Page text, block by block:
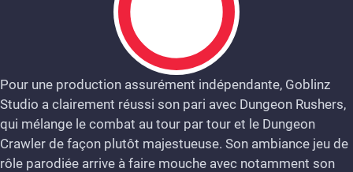
8
Pour une production assurément indépendante, Goblinz
Studio a clairement réussi son pari avec Dungeon Rushers,
qui mélange le combat au tour par tour et le Dungeon
Crawler de façon plutôt majestueuse. Son ambiance jeu de
rôle parodiée arrive à faire mouche avec notamment son